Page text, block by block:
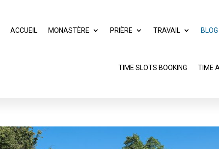
ACCUEIL MONASTÈRE PRIÈRE TRAVAIL BLOG
TIME SLOTS BOOKING TIME